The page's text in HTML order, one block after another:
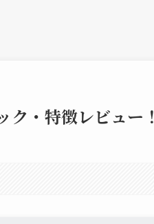
ク・特徴レビュー！